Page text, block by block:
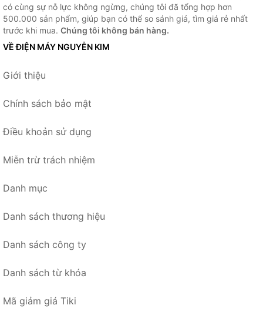
có cùng sự nỗ lực không ngừng, chúng tôi đã tổng hợp hơn
500.000 sản phẩm, giúp bạn có thể so sánh giá, tìm giá rẻ nhất
trước khi mua. Chúng tôi không bán hàng.
VỀ ĐIỆN MÁY NGUYỄN KIM
Giới thiệu
Chính sách bảo mật
Điều khoản sử dụng
Miễn trừ trách nhiệm
Danh mục
Danh sách thương hiệu
Danh sách công ty
Danh sách từ khóa
Mã giảm giá Tiki